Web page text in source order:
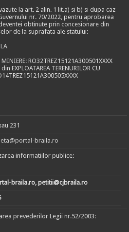
la art. 2 alin. 1 lit.a) si b) si dupa caz
nr. 70/2022, pentru aprobarea
obtinute prin concesionare din
de la suprafata ale statului:
RO32TREZ15121A300501XXXX
EXPLOATAREA TERENURILOR CU
231
braila.ro
informatiilor publice:
braila.ro, petitii@cjbraila.ro
prevederilor Legii nr.52/2003: